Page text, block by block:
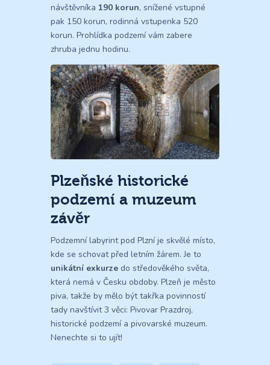
návštěvníka 190 korun, snížené vstupné
pak 150 korun, rodinná vstupenka 520
korun. Prohlídka podzemí vám zabere
zhruba jednu hodinu.
Plzeňské historické
podzemí a muzeum
závěr
Podzemní labyrint pod Plzní je skvělé místo,
kde se schovat před letním žárem. Je to
unikátní exkurze do středověkého světa,
která nemá v Česku obdoby. Plzeň je město
piva, takže by mělo být takřka povinností
tady navštívit 3 věci: Pivovar Prazdroj,
historické podzemí a pivovarské muzeum.
Nenechte si to ujít!